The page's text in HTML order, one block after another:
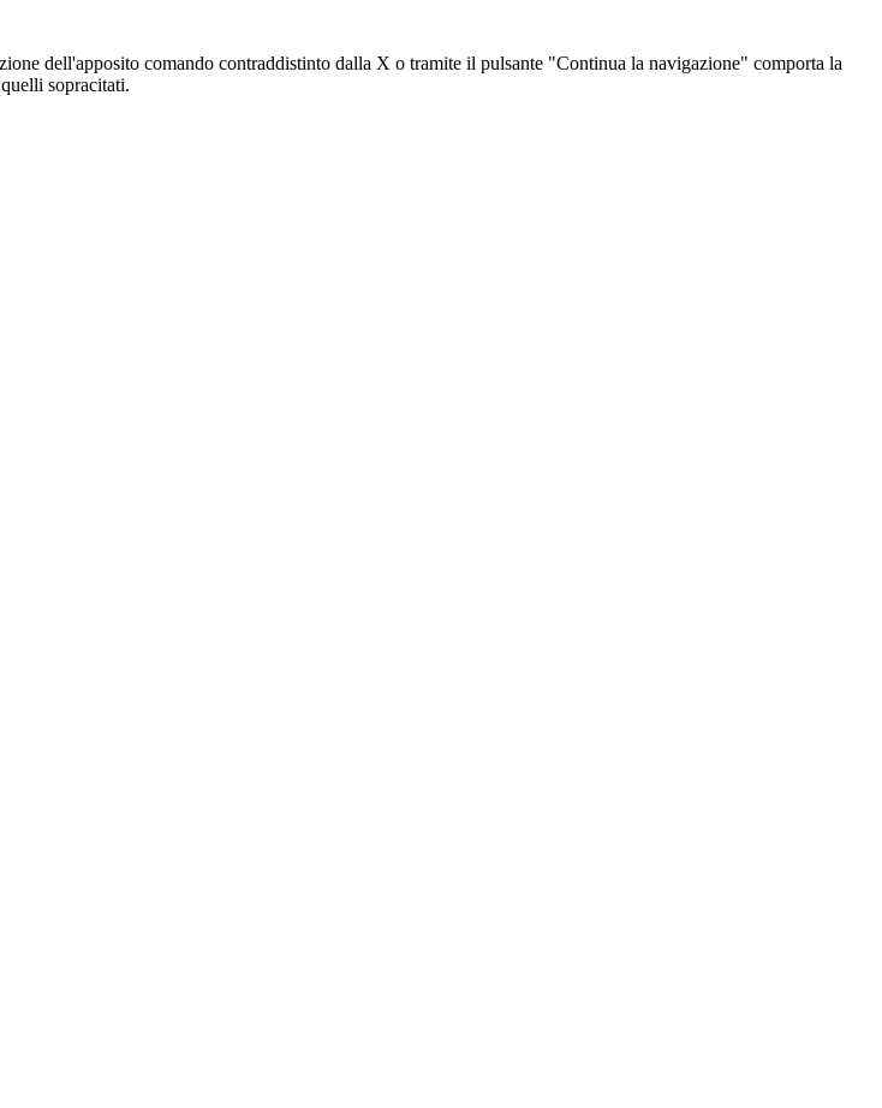
dell'apposito comando contraddistinto dalla X o tramite il pulsante "Continua la navigazione" comporta la
sopracitati.